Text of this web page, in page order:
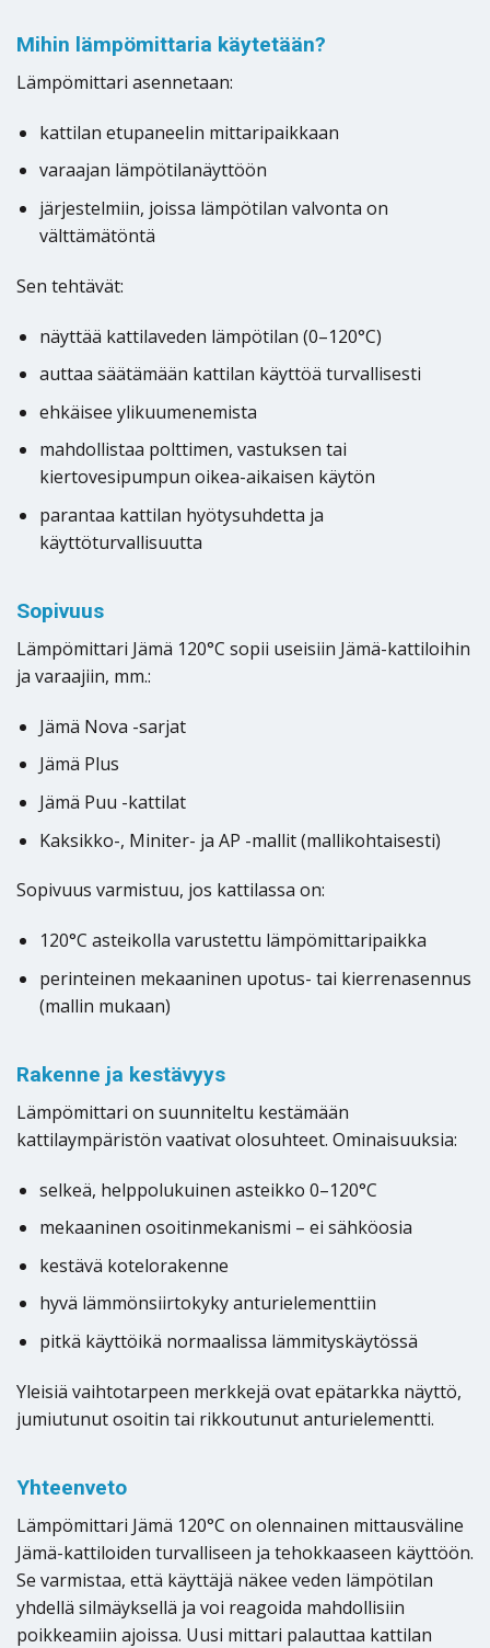
Mihin lämpömittaria käytetään?
Lämpömittari asennetaan:
kattilan etupaneelin mittaripaikkaan
varaajan lämpötilanäyttöön
järjestelmiin, joissa lämpötilan valvonta on
välttämätöntä
Sen tehtävät:
näyttää kattilaveden lämpötilan (0–120°C)
auttaa säätämään kattilan käyttöä turvallisesti
ehkäisee ylikuumenemista
mahdollistaa polttimen, vastuksen tai
kiertovesipumpun oikea-aikaisen käytön
parantaa kattilan hyötysuhdetta ja
käyttöturvallisuutta
Sopivuus
Lämpömittari Jämä 120°C sopii useisiin Jämä-kattiloihin
ja varaajiin, mm.:
Jämä Nova -sarjat
Jämä Plus
Jämä Puu -kattilat
Kaksikko-, Miniter- ja AP -mallit (mallikohtaisesti)
Sopivuus varmistuu, jos kattilassa on:
120°C asteikolla varustettu lämpömittaripaikka
perinteinen mekaaninen upotus- tai kierrenasennus
(mallin mukaan)
Rakenne ja kestävyys
Lämpömittari on suunniteltu kestämään
kattilaympäristön vaativat olosuhteet. Ominaisuuksia:
selkeä, helppolukuinen asteikko 0–120°C
mekaaninen osoitinmekanismi – ei sähköosia
kestävä kotelorakenne
hyvä lämmönsiirtokyky anturielementtiin
pitkä käyttöikä normaalissa lämmityskäytössä
Yleisiä vaihtotarpeen merkkejä ovat epätarkka näyttö,
jumiutunut osoitin tai rikkoutunut anturielementti.
Yhteenveto
Lämpömittari Jämä 120°C on olennainen mittausväline
Jämä-kattiloiden turvalliseen ja tehokkaaseen käyttöön.
Se varmistaa, että käyttäjä näkee veden lämpötilan
yhdellä silmäyksellä ja voi reagoida mahdollisiin
poikkeamiin ajoissa. Uusi mittari palauttaa kattilan